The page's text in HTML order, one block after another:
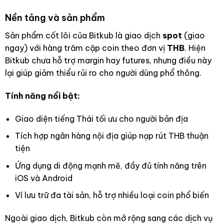
Nền tảng và sản phẩm
Sản phẩm cốt lõi của Bitkub là giao dịch spot (giao
ngay) với hàng trăm cặp coin theo đơn vị THB. Hiện
Bitkub chưa hỗ trợ margin hay futures, nhưng điều này
lại giúp giảm thiểu rủi ro cho người dùng phổ thông.
Tính năng nổi bật:
Giao diện tiếng Thái tối ưu cho người bản địa
Tích hợp ngân hàng nội địa giúp nạp rút THB thuận
tiện
Ứng dụng di động mạnh mẽ, đầy đủ tính năng trên
iOS và Android
Ví lưu trữ đa tài sản, hỗ trợ nhiều loại coin phổ biến
Ngoài giao dịch, Bitkub còn mở rộng sang các dịch vụ